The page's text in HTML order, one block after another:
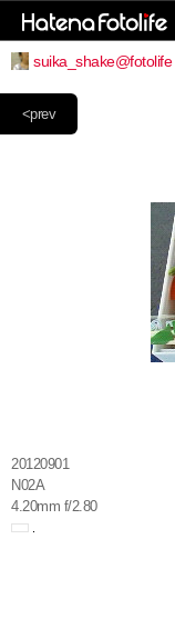
suika_shake@fotolife
<prev
20120901
N02A
4.20mm f/2.80